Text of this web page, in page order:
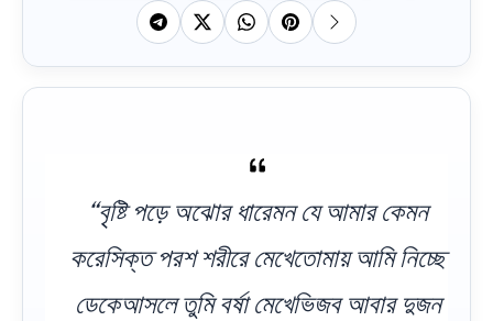
“বৃষ্টি পড়ে অঝোর ধারেমন যে আমার কেমন
করেসিক্ত পরশ শরীরে মেখেতোমায় আমি নিচ্ছে
ডেকেআসলে তুমি বর্ষা মেখেভিজব আবার দুজন